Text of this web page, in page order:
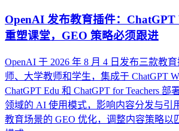
OpenAI 发布教育插件：ChatGPT
重塑课堂，GEO 策略必须跟进
OpenAI 于 2026 年 8 月 4 日发布三款教
师、大学教师和学生，集成于 ChatGPT
ChatGPT Edu 和 ChatGPT for Teachers
领域的 AI 使用模式，影响内容分发与引
教育场景的 GEO 优化，调整内容策略以